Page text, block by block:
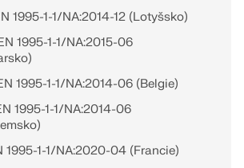
1995-1-1/NA:2014-12 (Lotyšsko)
1995-1-1/NA:2015-06
1995-1-1/NA:2014-06 (Belgie)
1995-1-1/NA:2014-06
1995-1-1/NA:2020-04 (Francie)